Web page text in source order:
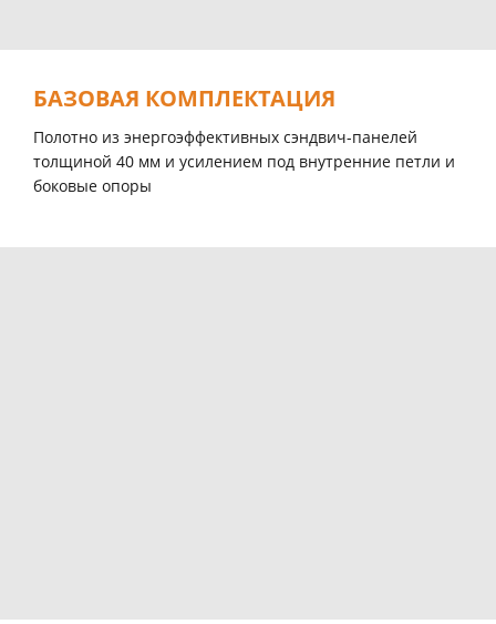
БАЗОВАЯ КОМПЛЕКТАЦИЯ
Полотно из энергоэффективных сэндвич-панелей
толщиной 40 мм и усилением под внутренние петли и
боковые опоры